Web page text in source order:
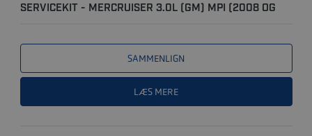
SERVICEKIT - MERCRUISER 3.0L (GM) MPI (2008 OG
SAMMENLIGN
LÆS MERE